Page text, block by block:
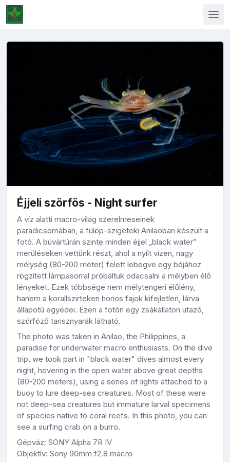
Éjjeli szörfös - Night surfer
A víz alatti macro-világ szerelmeseinek
paradicsomában, a fülöp-szigeteki Anilaoban készült a
fotó. A búvártúrán szinte minden éjjel „black water”
merüléseken vettünk részt, ahol a nyílt vízen, nagy
mélység (80-200 méter) felett lebegve egy bójához
rögzített lámpasorral próbáltuk odacsalni a mélyben élő
lényeket. Ezek többsége nem mélytengeri élőlény,
hanem a korallszirteken honos fajok kifejletlen, lárva
állapotú egyedei. Ezen a fotón egy zsákállaton utazó,
szörföző tarisznyarák látható.
The photo was taken in Anilao, the Philippines, a
paradise for underwater macro enthusiasts. On the dive
trip, we took part in "black water" dives almost every
night, hovering in the open water above great depths
(80-200 meters), using a series of lights attached to a
buoy to lure deep-sea creatures. Most of these were
not deep-sea creatures but immature larval specimens
of species native to coral reefs. In this photo, you can
see a surfing crab on a burro.
Gépváz: SONY Alpha 7R IV
Objektív: Sony 90mm f2.8 macro